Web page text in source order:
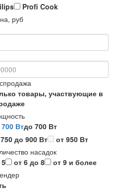
Profi Cook
руб
товары, участвующие в
Втдо 700 Вт
до 900 Вт
от 950 Вт
насадок
от 6 до 8
от 9 и более